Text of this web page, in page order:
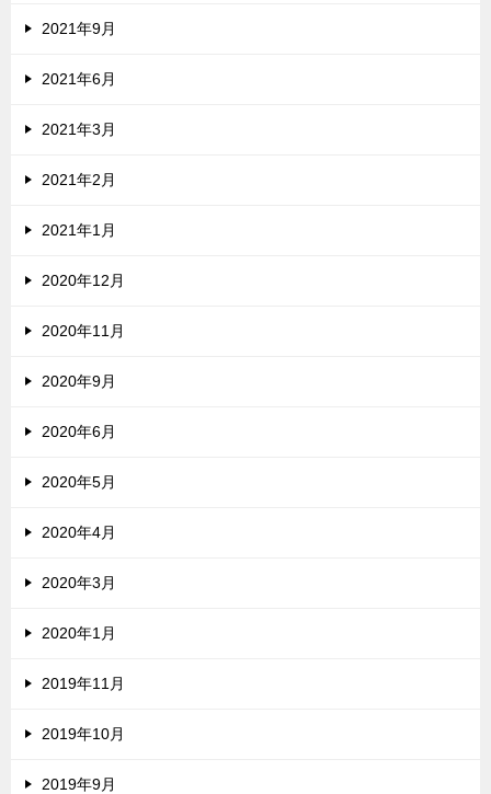
2021年9月
2021年6月
2021年3月
2021年2月
2021年1月
2020年12月
2020年11月
2020年9月
2020年6月
2020年5月
2020年4月
2020年3月
2020年1月
2019年11月
2019年10月
2019年9月